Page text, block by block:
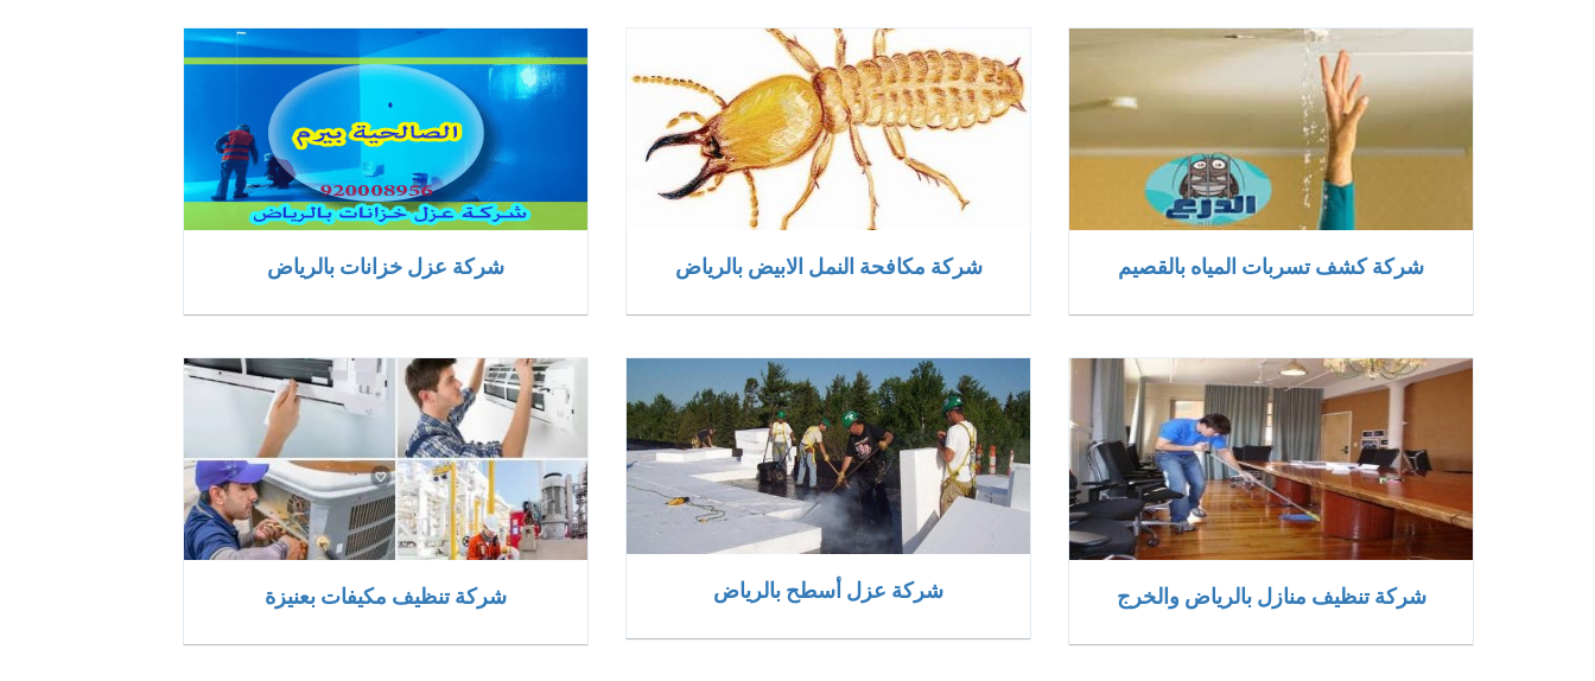
شركة كشف تسربات المياه بالقصيم شركة مكافحة النمل الابيض بالرياض شركة عزل خزانات بالرياض
شركة تنظيف منازل بالرياض والخرج شركة عزل أسطح بالرياض شركة تنظيف مكيفات بعنيزة